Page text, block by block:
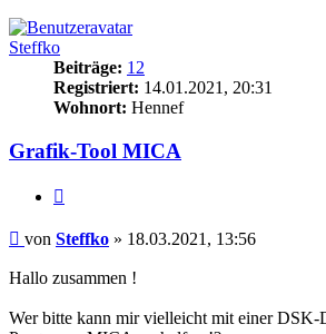
Steffko
Beiträge: 12
Registriert: 14.01.2021, 20:31
Wohnort: Hennef
Grafik-Tool MICA
Beitrag
von Steffko » 18.03.2021, 13:56
Hallo zusammen !
Wer bitte kann mir vielleicht mit einer DSK-